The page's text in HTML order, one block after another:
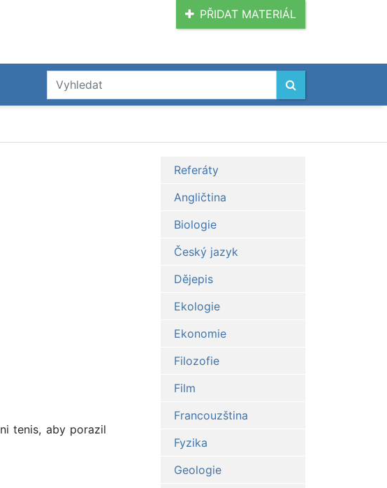
PŘIDAT MATERIÁL
tenis, aby porazil
Referáty
Angličtina
Biologie
Český jazyk
Dějepis
Ekologie
Ekonomie
Filozofie
Film
Francouzština
Fyzika
Geologie